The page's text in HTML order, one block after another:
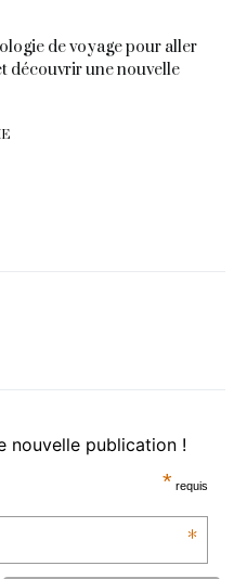
de voyage pour aller
découvrir une nouvelle
nouvelle publication !
* requis
*